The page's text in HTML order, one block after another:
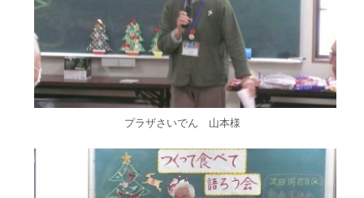
プラザさいでん 山本様